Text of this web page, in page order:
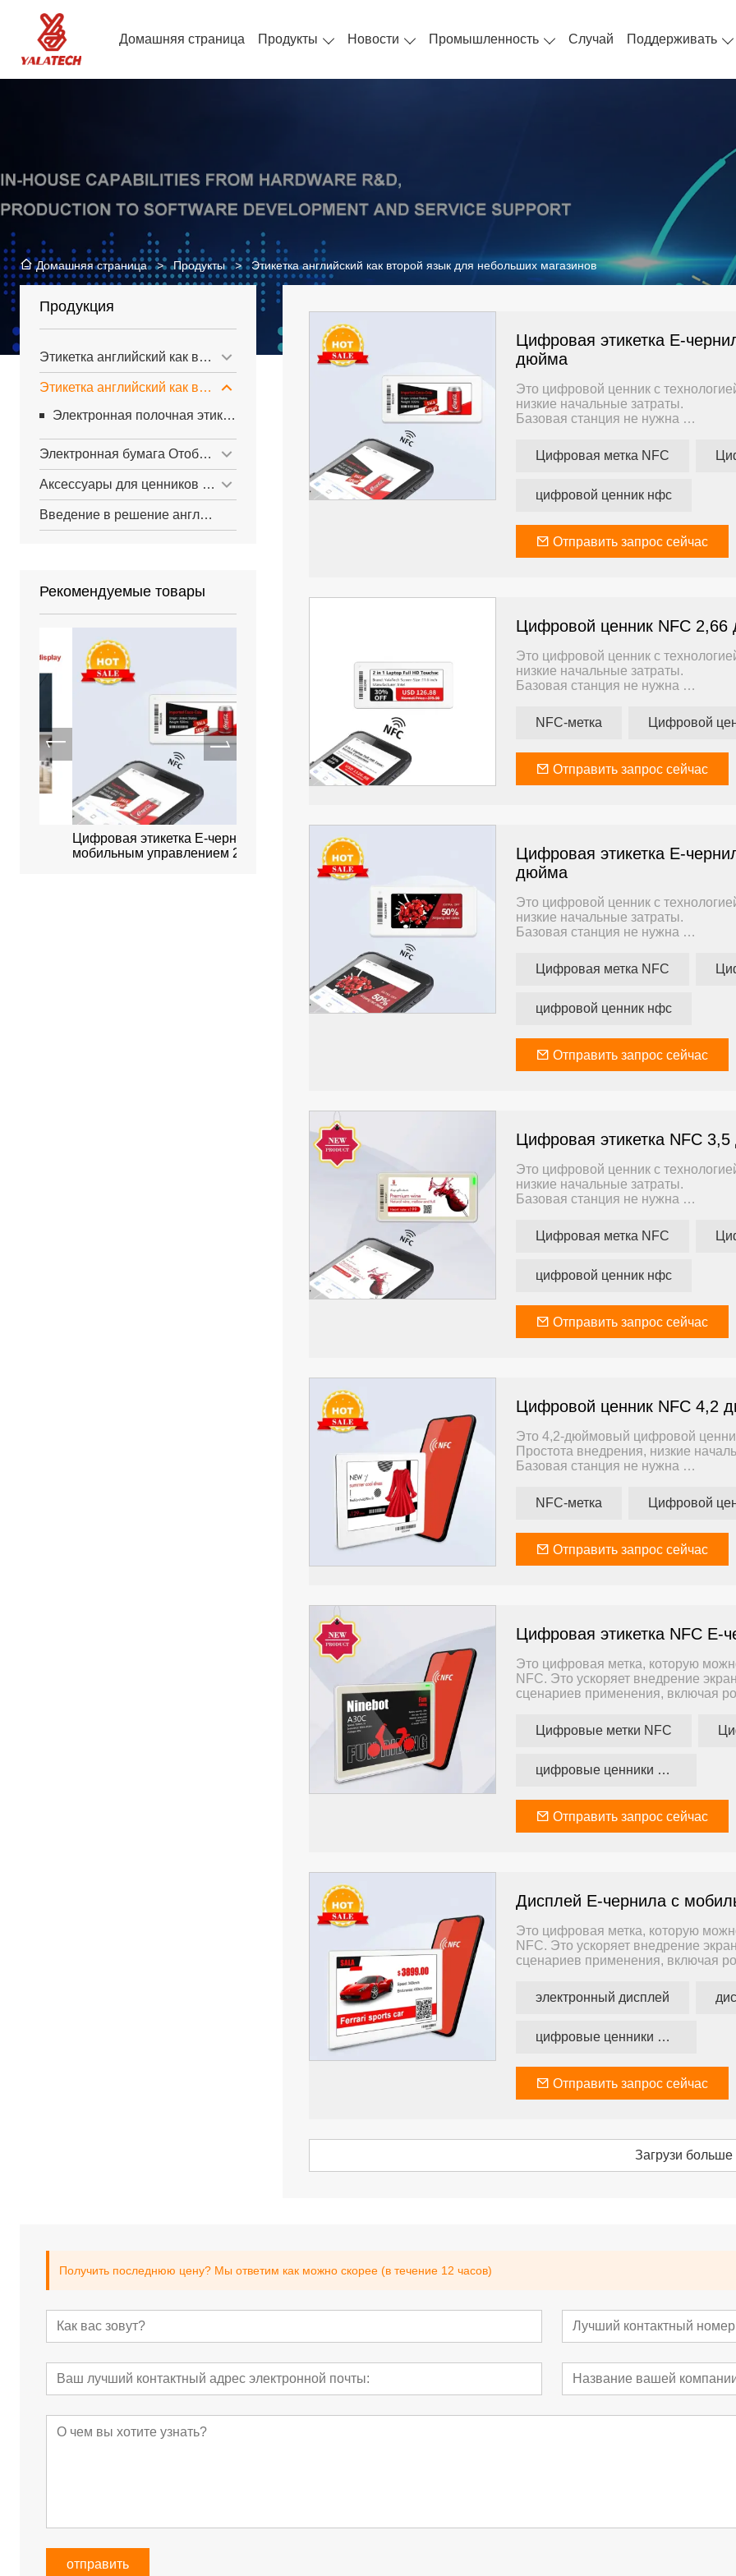
Домашняя страница Продукты Новости Промышленность Случай Поддерживать
Домашняя страница > Продукты > Этикетка английский как второй язык для небольших магазинов
Продукция
Этикетка английский как второй язык для сетевых магазинов
Этикетка английский как второй язык для небольших магазинов
Электронная полочная этикетка NFC
Электронная бумага Отображать Вывески
Аксессуары для ценников английский как второй язык
Введение в решение английский как второй язык
Рекомендуемые товары
Цифровая этикетка E-чернила с
мобильным управлением 2,9
Умная система бронирования
полочная этикетка
цифровой
Цифровая этикетка E-
дюйма
Это цифровой ценник с
низкие начальные затраты.
Базовая станция не нужна
Интернет не нужен
Обучение не требуется
Приложение поддерживает
бюджета.
Цифровая метка NFC
цифровой ценник нфс
Отправить запрос сейчас
Цифровой ценник NFC
Это цифровой ценник с
низкие начальные затраты.
Базовая станция не нужна
Интернет не нужен
Обучение не требуется
Идеально подходит для малых
бюджета.
NFC-метка
Отправить запрос сейчас
Цифровая этикетка E-
дюйма
Это цифровой ценник с
низкие начальные затраты.
Базовая станция не нужна
Интернет не нужен
Обучение не требуется
Приложение поддерживает
бюджета.
Цифровая метка NFC
цифровой ценник нфс
Отправить запрос сейчас
Цифровая этикетка NFC
Это цифровой ценник с
низкие начальные затраты.
Базовая станция не нужна
Интернет не нужен
Обучение не требуется
Приложение поддерживает
бюджета.
Цифровая метка NFC
цифровой ценник нфс
Отправить запрос сейчас
Цифровой ценник NFC 4,2
Это 4,2-дюймовый цифровой
Простота внедрения, низкие
Базовая станция не нужна
Интернет не нужен
Обучение не требуется
бюджета.
NFC-метка
Отправить запрос сейчас
Цифровая этикетка NFC E-
Это цифровая метка, которую
NFC. Это ускоряет внедрение
сценариев применения, включая
часто обновлять устройства с
— ваше право. выбор.
Цифровые метки NFC
цифровые ценники нфс
Отправить запрос сейчас
Дисплей E-чернила с
Это цифровая метка, которую
NFC. Это ускоряет внедрение
сценариев применения, включая
электронный дисплей
цифровые ценники нфс
Отправить запрос сейчас
Загрузи больше
Получить последнюю цену? Мы ответим как можно скорее (в течение 12 часов)
отправить